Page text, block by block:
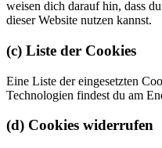
weisen dich darauf hin, dass
dieser Website nutzen kannst.
(c) Liste der Cookies
Eine Liste der eingesetzten
Technologien findest du am
(d) Cookies widerrufen